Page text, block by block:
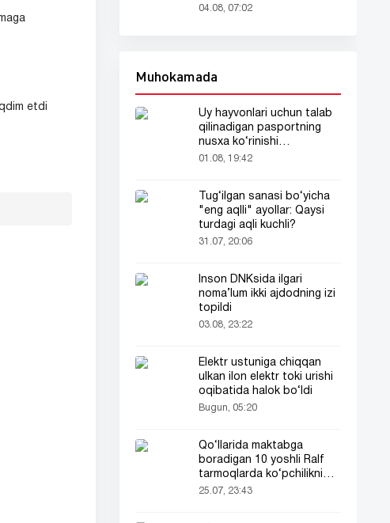
etdi
e’tiborini tortdi
04.08, 07:02
Muhokamada
Uy hayvonlari uchun talab
qilinadigan pasportning
nusxa ko‘rinishi
tarmoqlarda tarqaldi
01.08, 19:42
Tug‘ilgan sanasi bo‘yicha
"eng aqlli" ayollar: Qaysi
turdagi aqli kuchli?
31.07, 20:06
Inson DNKsida ilgari
noma’lum ikki ajdodning izi
topildi
03.08, 23:22
Elektr ustuniga chiqqan
ulkan ilon elektr toki urishi
oqibatida halok bo‘ldi
Bugun, 05:20
Qo‘llarida maktabga
boradigan 10 yoshli Ralf
tarmoqlarda ko‘pchilikni
ta’sirlantirdi
25.07, 23:43